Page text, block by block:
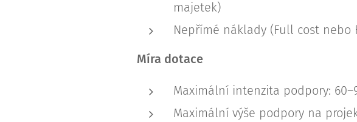
majetek)
Nepřímé náklady (Full cost nebo
Míra dotace
Maximální intenzita podpory:
Maximální výše podpory na